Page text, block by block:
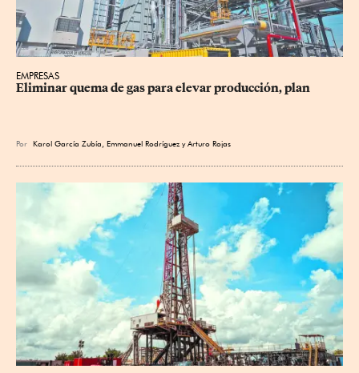
EMPRESAS
Eliminar quema de gas para elevar producción, plan
Por Karol García Zubía Emmanuel Rodríguez yArturo Rojas